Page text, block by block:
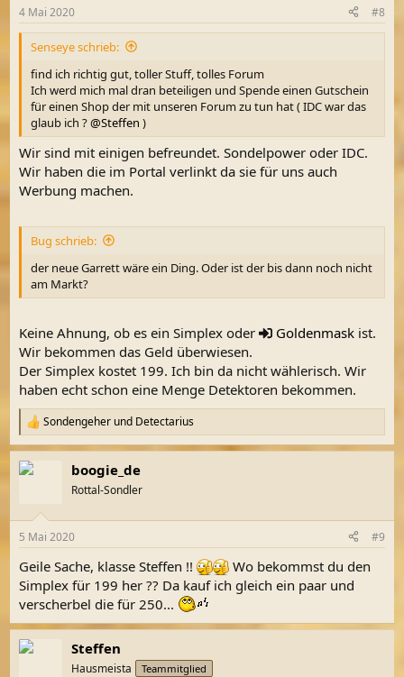
e
n
4 Mai 2020 #8
Senseye schrieb:
find ich richtig gut, toller Stuff, tolles Forum
Ich werd mich mal dran beteiligen und Spende einen Gutschein
für einen Shop der mit unseren Forum zu tun hat ( IDC war das
glaub ich ?@Steffen )
Wir sind mit einigen befreundet. Sondelpower oder IDC.
Wir haben die im Portal verlinkt da sie für uns auch
Werbung machen.
Bug schrieb:
der neue Garrett wäre ein Ding. Oder ist der bis dann noch nicht
am Markt?
Keine Ahnung, ob es ein Simplex oder Goldenmask ist.
Wir bekommen das Geld überwiesen.
Der Simplex kostet 199. Ich bin da nicht wählerisch. Wir
haben echt schon eine Menge Detektoren bekommen.
R
e
a
k
e
:
Sondengeher und Detectarius
boogie_de
Rottal-Sondler
5 Mai 2020 #9
Geile Sache, klasse Steffen !!
Wo bekommst du den
Simplex für 199 her ?? Da kauf ich gleich ein paar und
verscherbel die für 250...
Steffen
Hausmeista Teammitglied